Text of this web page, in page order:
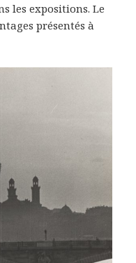
les expositions. Le
présentés à